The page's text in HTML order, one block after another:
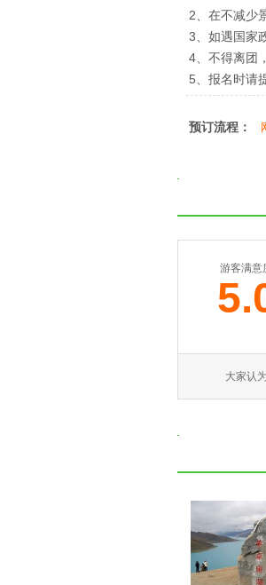
2、在不减少
3、如遇国家
4、不得离团
5、报名时请
预订流程：
游客满意
大家认为